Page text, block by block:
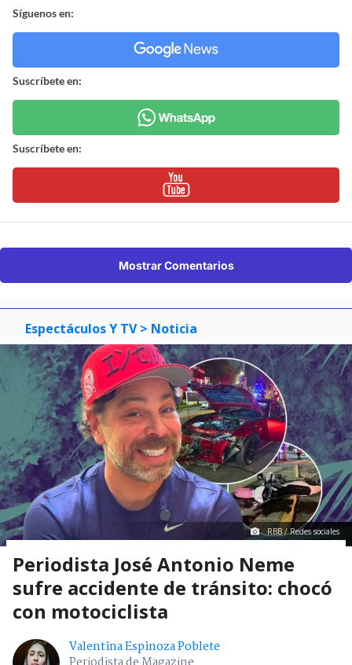
Síguenos en:
Suscríbete en:
Suscríbete en:
Mostrar Comentarios
Espectáculos Y TV > Noticia
RBB / Redes sociales
Periodista José Antonio Neme
sufre accidente de tránsito: chocó
con motociclista
Valentina Espinoza Poblete